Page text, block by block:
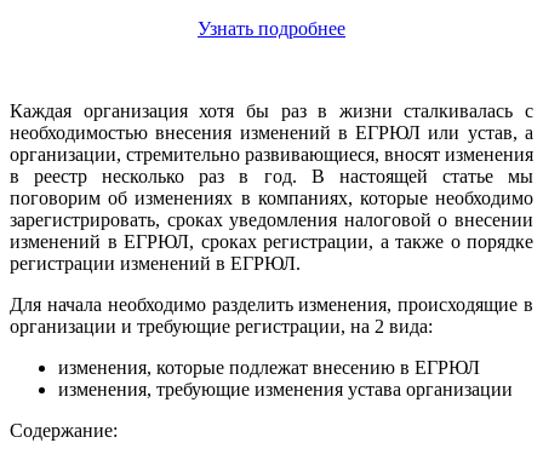
Узнать подробнее
Каждая организация хотя бы раз в жизни сталкивалась с
необходимостью внесения изменений в ЕГРЮЛ или устав, а
организации, стремительно развивающиеся, вносят изменения
в реестр несколько раз в год. В настоящей статье мы
поговорим об изменениях в компаниях, которые необходимо
зарегистрировать, сроках уведомления налоговой о внесении
изменений в ЕГРЮЛ, сроках регистрации, а также о порядке
регистрации изменений в ЕГРЮЛ.
Для начала необходимо разделить изменения, происходящие в
организации и требующие регистрации, на 2 вида:
изменения, которые подлежат внесению в ЕГРЮЛ
изменения, требующие изменения устава организации
Содержание: